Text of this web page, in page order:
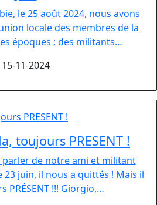
le 25 août 2024, nous avons
locale des membres de la
époques ; des militants…
15-11-2024
toujours PRESENT !
de notre ami et militant
23 juin, il nous a quittés ! Mais il
PRÉSENT !!! Giorgio,…